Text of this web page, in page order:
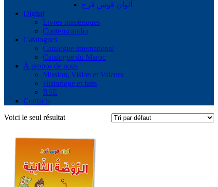
ألوان قوس قزح
Digital
Livres numériques
Contenu audio
Catalogues
Catalogue international
Catalogue du Maroc
À propos de nous
Mission, Vision et Valeurs
Historique et faits
RSE
Contacts
Voici le seul résultat